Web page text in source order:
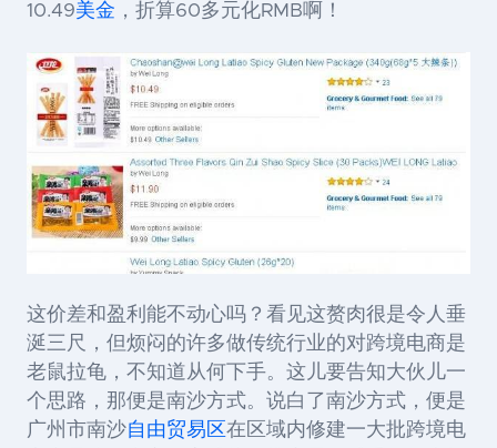
10.49美金 ，折算60多元化RMB啊！
这价差和盈利能不动心吗？看见这赘肉很是令人垂
涎三尺，但烦闷的许多做传统行业的对跨境电商是
老鼠拉龟，不知道从何下手。这儿要告知大伙儿一
个思路，那便是南沙方式。说白了南沙方式，便是
广州市南沙自由贸易区在区域内修建一大批跨境电